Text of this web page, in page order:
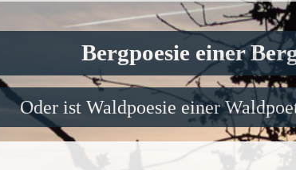
Bergpoesie einer
Oder ist Waldpoesie einer